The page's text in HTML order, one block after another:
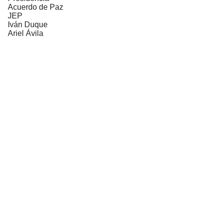
Acuerdo de Paz
JEP
Iván Duque
Ariel Ávila